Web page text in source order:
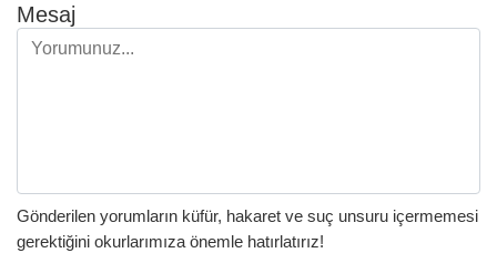
Mesaj
Gönderilen yorumların küfür, hakaret ve suç unsuru içermemesi
gerektiğini okurlarımıza önemle hatırlatırız!